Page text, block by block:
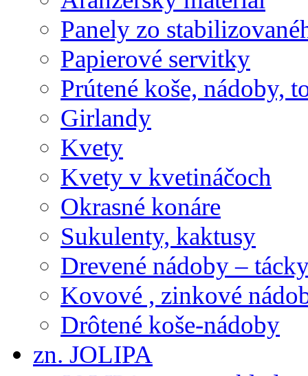
Panely zo
Papierové servitky
Prútené koše, nádoby,
Girlandy
Kvety
Kvety v kvetináčoch
Okrasné konáre
Sukulenty, kaktusy
Drevené nádoby –
Kovové , zinkové
Drôtené koše-nádoby
zn. JOLIPA